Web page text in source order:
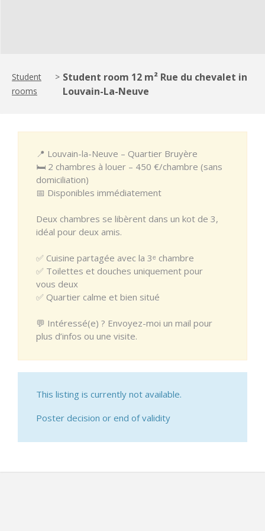
Student
rooms
> Student room 12 m² Rue du chevalet in
Louvain-La-Neuve
📍 Louvain-la-Neuve – Quartier Bruyère
🛏️ 2 chambres à louer – 450 €/chambre (sans
domiciliation)
📅 Disponibles immédiatement
Deux chambres se libèrent dans un kot de 3,
idéal pour deux amis.
✅ Cuisine partagée avec la 3ᵉ chambre
✅ Toilettes et douches uniquement pour
vous deux
✅ Quartier calme et bien situé
💬 Intéressé(e) ? Envoyez-moi un mail pour
plus d’infos ou une visite.
This listing is currently not available.
Poster decision or end of validity